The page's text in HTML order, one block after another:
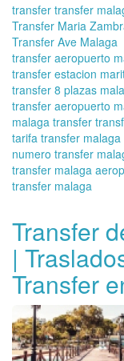
transfer transfer
Transfer Maria
Transfer Ave Malaga
transfer aeropuerto
transfer estacion
transfer 8 plazas
transfer aeropuerto
malaga transfer
tarifa transfer malaga
numero transfer
transfer malaga
transfer malaga
Transfer
|
Transfer